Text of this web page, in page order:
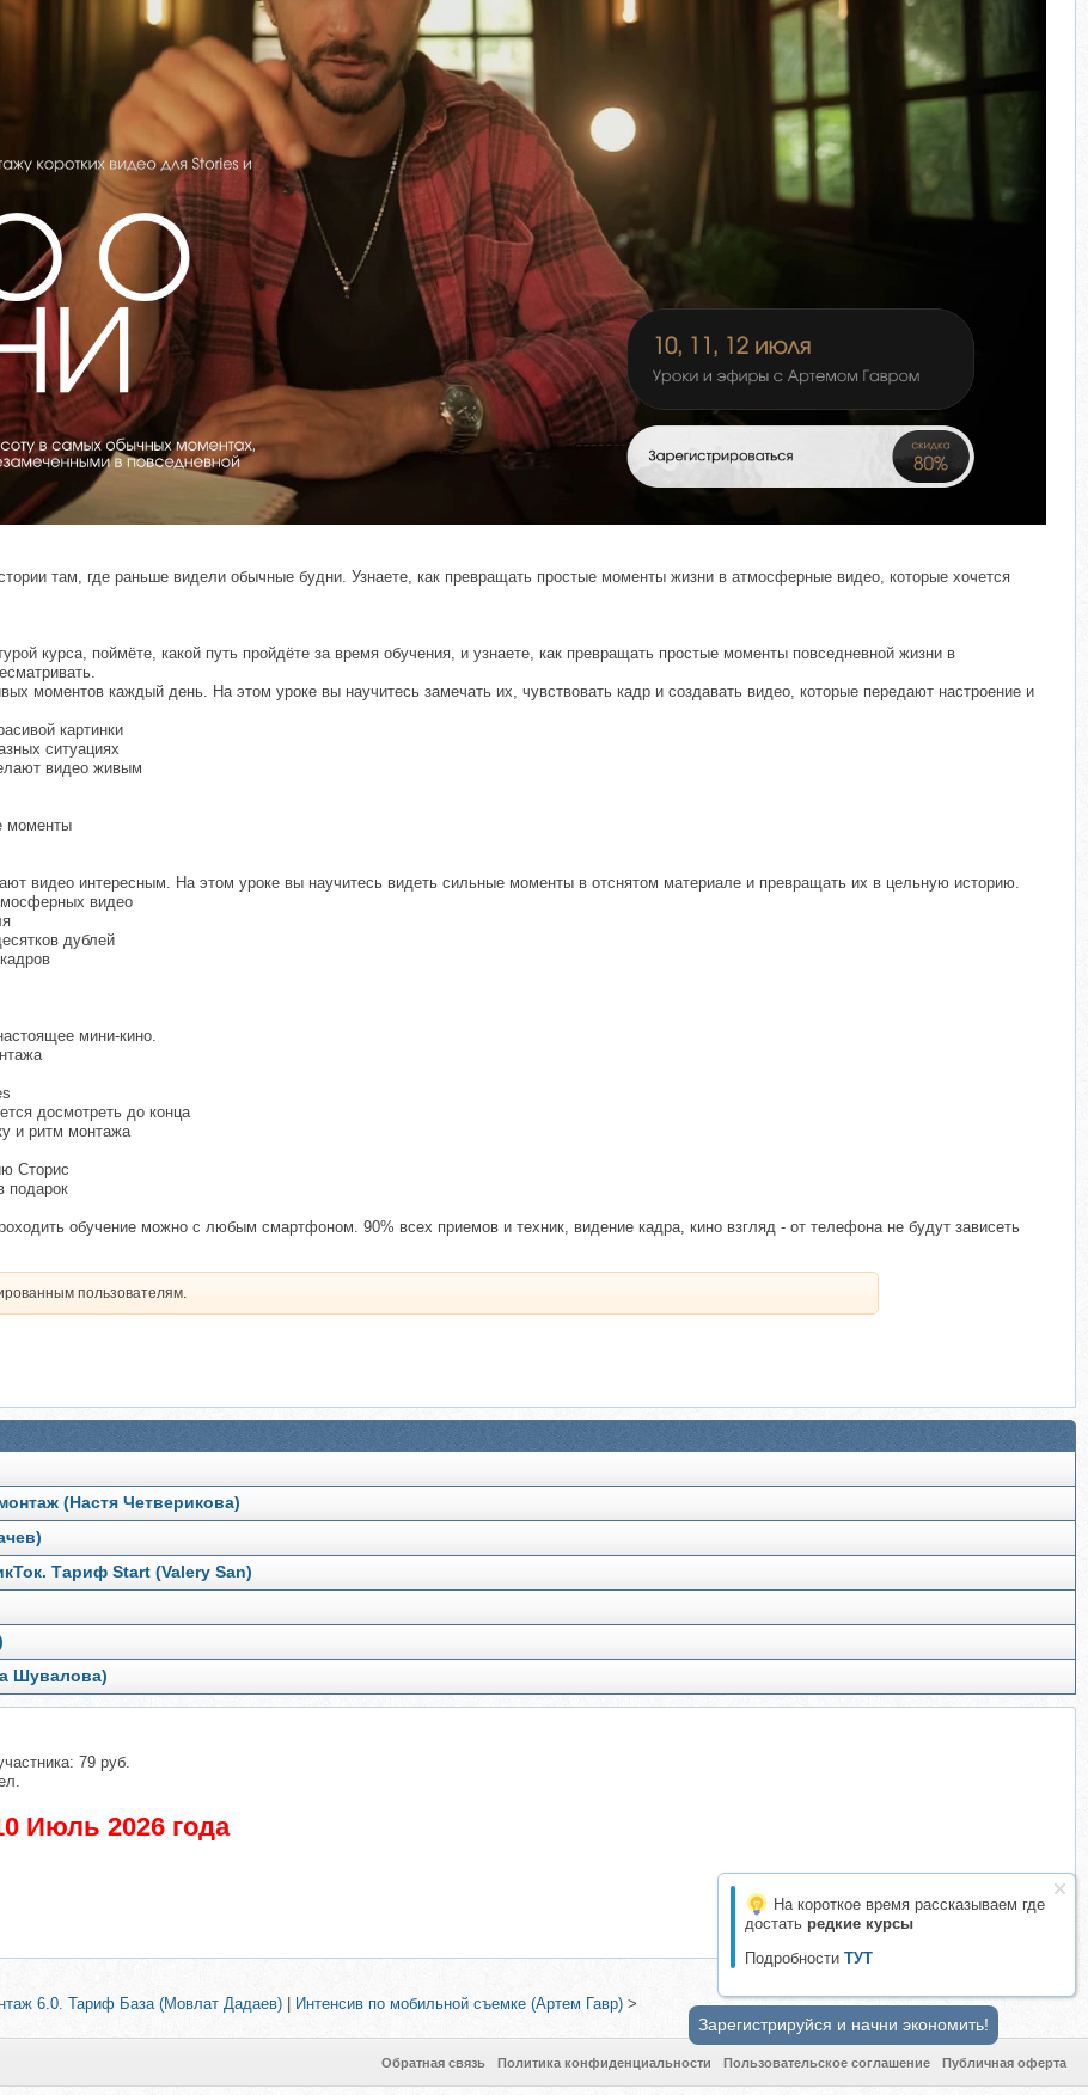
На короткое время рассказываем где
достать редкие курсы
Подробности ТУТ
там, где раньше видели обычные будни. Узнаете, как превращать простые моменты жизни в атмосферные видео, которые хочется
курса, поймёте, какой путь пройдёте за время обучения, и узнаете, как превращать простые моменты повседневной жизни в
моментов каждый день. На этом уроке вы научитесь замечать их, чувствовать кадр и создавать видео, которые передают настроение и
картинки
ситуациях
видео живым
моменты
видео интересным. На этом уроке вы научитесь видеть сильные моменты в отснятом материале и превращать их в цельную историю.
видео
дублей
мини-кино.
досмотреть до конца
и ритм монтажа
Сторис
подарок
обучение можно с любым смартфоном. 90% всех приемов и техник, видение кадра, кино взгляд - от телефона не будут зависеть
пользователям.
(Настя Четверикова)
Тариф Start (Valery San)
Шувалова)
79 руб.
Июль 2026 года
6.0. Тариф База (Мовлат Дадаев)| Интенсив по мобильной съемке (Артем Гавр)>
Обратная связь Политика конфиденциальности Пользовательское соглашение Публичная оферта
Зарегистрируйся и начни экономить!